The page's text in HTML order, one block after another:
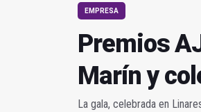
EMPRESA
Premios
Marín y
La gala, celebrada en